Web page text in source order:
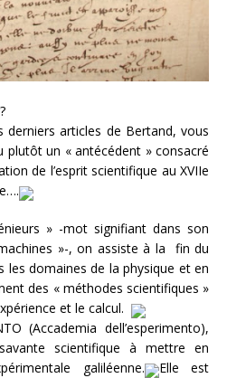
derniers articles de Bertand, vous
un « antécédent » consacré
de l’esprit scientifique au XVIIe
» -mot signifiant dans son
»-, on assiste à la fin du
les domaines de la physique et en
des « méthodes scientifiques »
et le calcul.
(Accademia dell’esperimento),
scientifique à mettre en
galiléenne.
Elle est